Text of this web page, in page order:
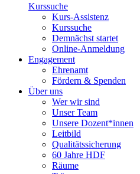
Kurssuche
Kurs-Assistenz
Kurssuche
Demnächst startet
Online-Anmeldung
Engagement
Ehrenamt
Fördern & Spenden
Über uns
Wer wir sind
Unser Team
Unsere Dozent*innen
Leitbild
Qualitätssicherung
60 Jahre HDF
Räume